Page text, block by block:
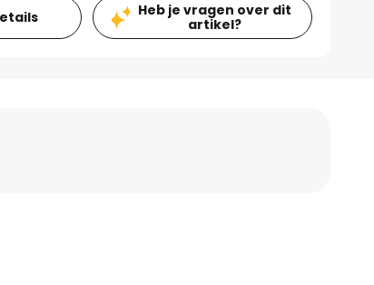
Heb je vragen over dit
artikel?